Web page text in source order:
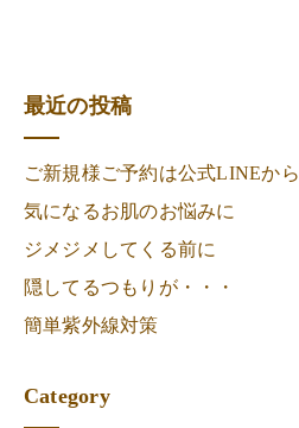
最近の投稿
ご新規様ご予約は公式LINEから
気になるお肌のお悩みに
ジメジメしてくる前に
隠してるつもりが・・・
簡単紫外線対策
Category